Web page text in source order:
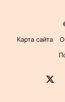
Карта сайта